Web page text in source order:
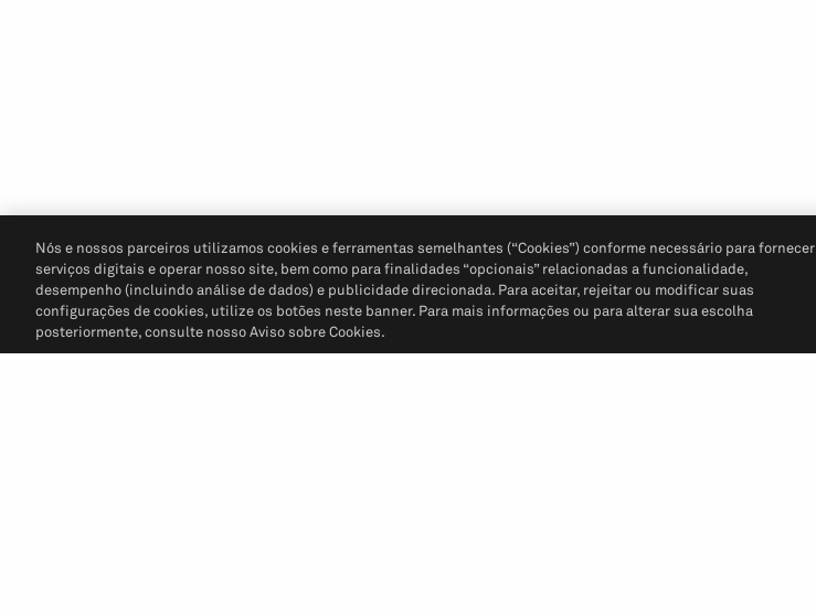
Nós e nossos parceiros utilizamos cookies e ferramentas semelhantes (“Cookies”) conforme necessário para fornecer
serviços digitais e operar nosso site, bem como para finalidades “opcionais” relacionadas a funcionalidade,
desempenho (incluindo análise de dados) e publicidade direcionada. Para aceitar, rejeitar ou modificar suas
configurações de cookies, utilize os botões neste banner. Para mais informações ou para alterar sua escolha
posteriormente, consulte nosso Aviso sobre Cookies.